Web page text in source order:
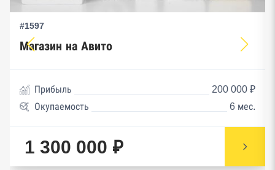
#1597
Магазин на Авито
Прибыль
200 000 ₽
Окупаемость
6 мес.
1 300 000 ₽